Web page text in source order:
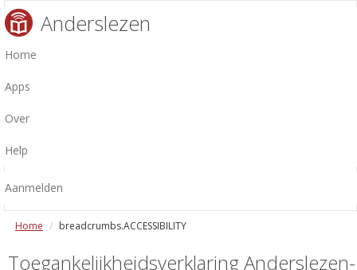
Anderslezen
Home
Apps
Over
Help
Aanmelden
Home breadcrumbs.ACCESSIBILITY
Toegankelijkheidsverklaring Anderslezen-